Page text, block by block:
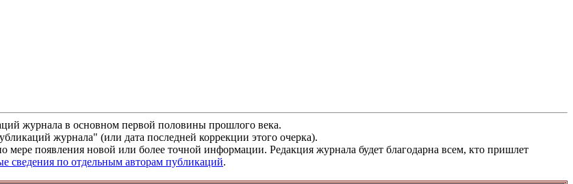
журнала в основном первой половины прошлого века.
журнала" (или дата последней коррекции этого очерка).
появления новой или более точной информации. Редакция журнала будет благодарна всем, кто пришлет
сведения по отдельным авторам публикаций.